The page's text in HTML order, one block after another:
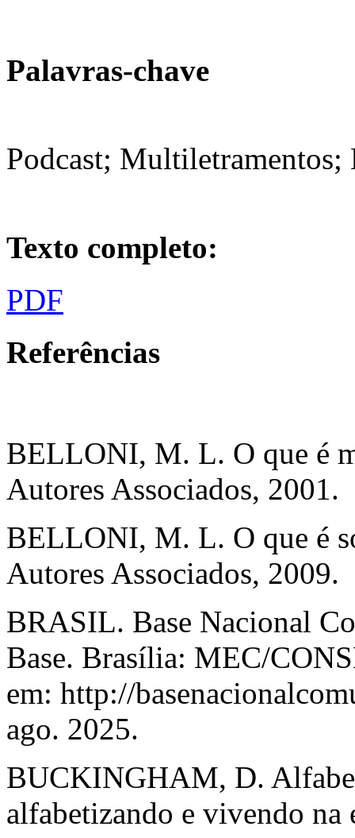
Palavras-chave
Podcast; Multiletramentos;
Texto completo:
PDF
Referências
BELLONI, M. L. O que é
Autores Associados, 2001.
BELLONI, M. L. O que é
Autores Associados, 2009.
BRASIL. Base Nacional
Base. Brasília: MEC/
em: http://
ago. 2025.
BUCKINGHAM, D.
alfabetizando e vivendo na